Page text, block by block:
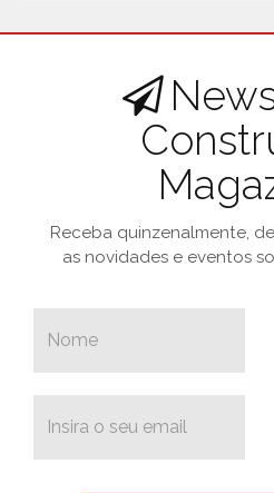
Receba quinzenalmente,
as novidades e eventos